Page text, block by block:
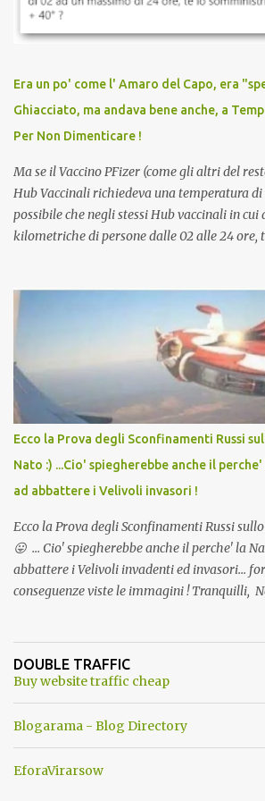
vaccinato, nessuno aveva prima cercato di
persona cattiva. Non avevamo mai visto un
vaccino usato per minacciare i mezzi di
scuola. Non avevamo mai visto un vaccino
dodicenne di ignorare il consenso dei
che abbiamo elencato sopra...
Era un po' come l' Amaro del Capo, era
Ghiacciato, ma andava bene anche, a
Per Non Dimenticare !
Ma se il Vaccino PFizer (come gli altri del
Hub Vaccinali richiedeva una temperatura di
possibile che negli stessi Hub vaccinali in
kilometriche di persone dalle 02 alle 24 ore,
Vaccino come: l' Amaro del Capo, era
andava bene anche, a Temperatura
l'articolo per NON Dimenticare!
Ecco la Prova degli Sconfinamenti Russi
Nato :) ...Cio' spiegherebbe anche il
ad abbattere i Velivoli invasori !
Ecco la Prova degli Sconfinamenti Russi
😛 ... Cio' spiegherebbe anche il perche' la
abbattere i Velivoli invadenti ed invasori...
conseguenze viste le immagini ! Tranquilli,
ancora una fantasia Nato o forse una "False
una guerra mondiale che difficilmente da
DOUBLE TRAFFIC
Buy website traffic cheap
Blogarama - Blog Directory
EforaVirarsow